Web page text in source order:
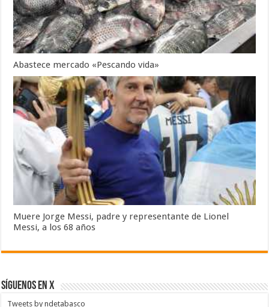
Abastece mercado «Pescando vida»
Muere Jorge Messi, padre y representante de Lionel
Messi, a los 68 años
SÍGUENOS EN X
Tweets by ndetabasco